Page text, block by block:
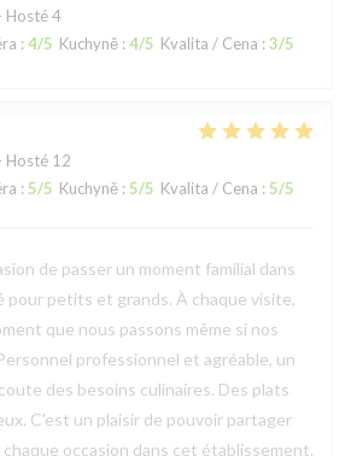
Hosté 4
: 4/5 Kuchyně : 4/5 Kvalita / Cena : 3/5
Hosté 12
: 5/5 Kuchyně : 5/5 Kvalita / Cena : 5/5
de passer un moment familial dans
pour petits et grands. À chaque visite,
que nous passons même si nos
professionnel et agréable, un
des besoins culinaires. Des plats
C'est un plaisir de pouvoir partager
chaque occasion dans cet établissement.